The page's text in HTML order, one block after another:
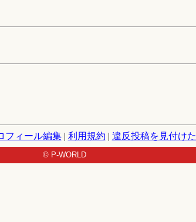
フィール編集| 利用規約 | 違反投稿を見付け
© P-WORLD